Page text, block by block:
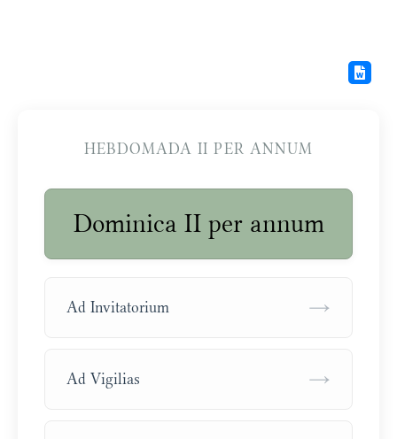
HEBDOMADA II PER ANNUM
Dominica II per annum
Ad Invitatorium →
Ad Vigilias →